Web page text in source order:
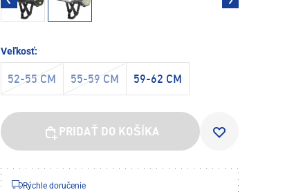
Veľkosť:
52-55 CM 55-59 CM 59-62 CM
PRIDAŤ DO KOŠÍKA
Rýchle doručenie